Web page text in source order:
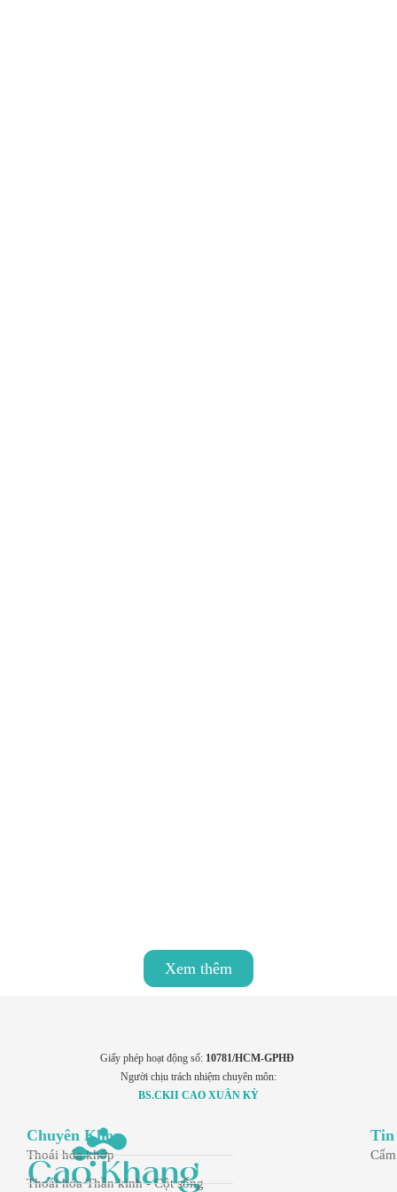
Xem thêm
Giấy phép hoạt động số: 10781/HCM-GPHĐ
Người chịu trách nhiệm chuyên môn:
BS.CKII CAO XUÂN KỲ
Chuyên Khoa
Thoái hóa khớp
Thoái hóa Thần kinh - Cột sống
Tin